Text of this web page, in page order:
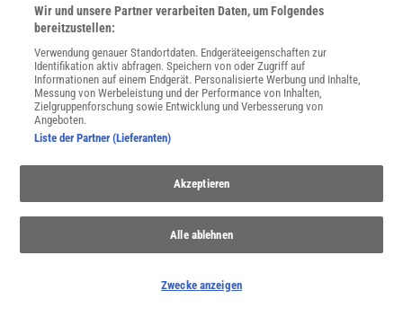
Schwarzes Loch im Labor| Hawking-Strahlung könnte einfacher
entstehen als gedacht
Faktencheck Windenergie| Fünf Fragen und Antworten zur
Gefahr durch Windräder
Modernisierung am Cern| Teilchenbeschleuniger bis 2030
abgeschaltet
Fourier-Pixel| Der Weg zu sehenden Displays
Fußball| Wie der WM-Ball Torhüter täuscht
| Wattwürmer offenbaren Gravitationsgesetz der
Kothaufen
| Experten zweifeln an Microsofts
topologischem Qubit
Wir und unsere Partner verarbeiten Daten, um Folgendes
bereitzustellen:
Verwendung genauer Standortdaten. Endgeräteeigenschaften zur
Identifikation aktiv abfragen. Speichern von oder Zugriff auf
Informationen auf einem Endgerät. Personalisierte Werbung und Inhalte,
Messung von Werbeleistung und der Performance von Inhalten,
Zielgruppenforschung sowie Entwicklung und Verbesserung von
Angeboten.
Liste der Partner (Lieferanten)
Akzeptieren
Alle ablehnen
Zwecke anzeigen